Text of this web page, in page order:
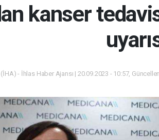
kanser
(İHA) - İhlas Haber Ajansı | 20.09.2023 - 10:57,